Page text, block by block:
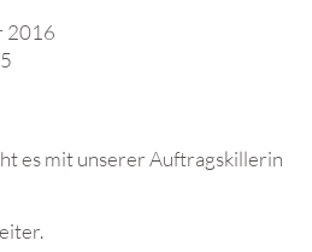
2016
es mit unserer Auftragskillerin